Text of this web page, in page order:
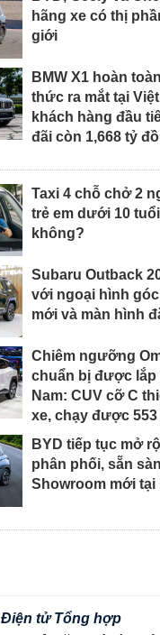
hãng xe có thị
giới
BMW X1 hoàn
thức ra mắt tại
khách hàng đầu
đãi còn 1,668 tỷ
Taxi 4 chỗ chở 2
trẻ em dưới 10
không?
Subaru Outback
với ngoại hình
mới và màn hình
Chiêm ngưỡng
chuẩn bị được lắp
Nam: CUV cỡ C
xe, chạy được 553
BYD tiếp tục mở
phân phối, sẵn
Showroom mới tại
tử Tổng hợp